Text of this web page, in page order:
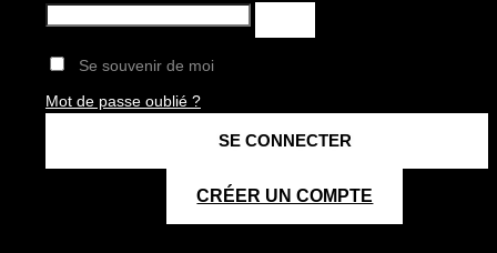
Se souvenir de moi
Mot de passe oublié ?
CRÉER UN COMPTE